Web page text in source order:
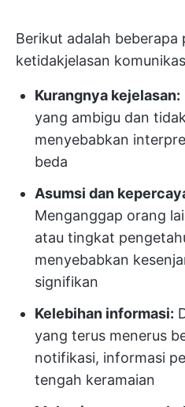
Berikut adalah beberapa
ketidakjelasan
Kurangnya kejelasan:
yang ambigu dan
menyebabkan
beda
Asumsi dan
Menganggap orang
atau tingkat
menyebabkan
signifikan
Kelebihan informasi:
yang terus menerus
notifikasi, informasi
tengah keramaian